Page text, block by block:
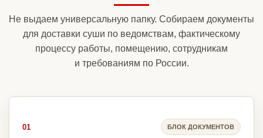
Не выдаем универсальную папку. Собираем документы
для доставки суши по ведомствам, фактическому
процессу работы, помещению, сотрудникам
и требованиям по России.
01 БЛОК ДОКУМЕНТОВ